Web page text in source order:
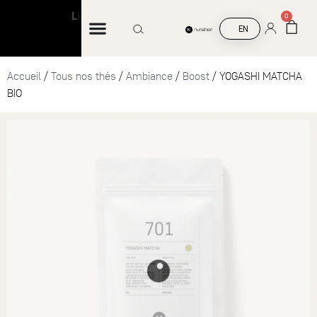
Livraison offerte à partir de 45 € d’achat
EN
0
Accueil / Tous nos thés / Ambiance / Boost / YOGASHI MATCHA
BIO